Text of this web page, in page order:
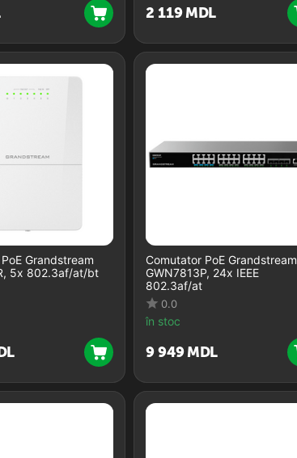
2 119 MDL
Grandstream
5x 802.3af/at/bt
Comutator PoE Grandstream
GWN7813P, 24x IEEE
802.3af/at
0.0
în stoc
9 949 MDL